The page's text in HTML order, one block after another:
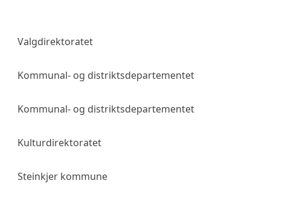
Valgdirektoratet
Kommunal- og distriktsdepartementet
Kommunal- og distriktsdepartementet
Kulturdirektoratet
Steinkjer kommune